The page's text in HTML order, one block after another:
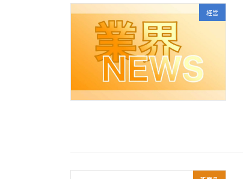
経営